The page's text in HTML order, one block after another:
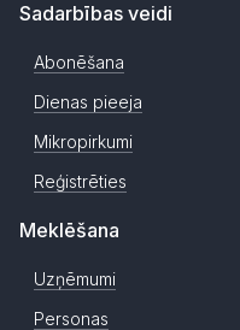
Sadarbības veidi
Abonēšana
Dienas pieeja
Mikropirkumi
Reģistrēties
Meklēšana
Uzņēmumi
Personas